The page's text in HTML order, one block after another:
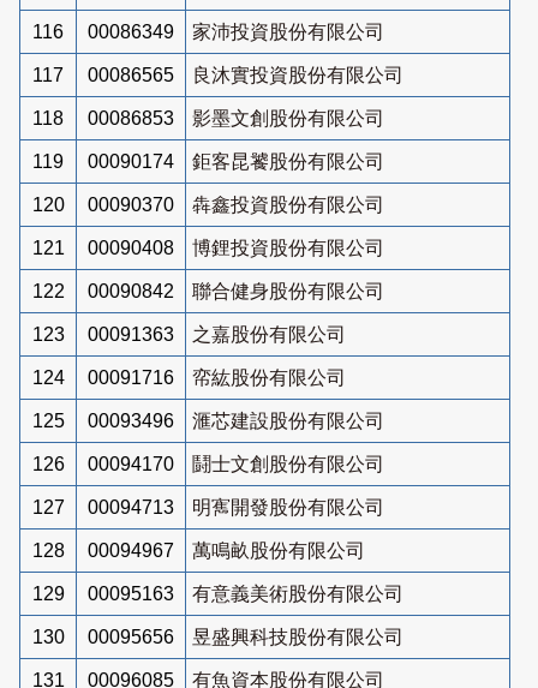
116 00086349 家沛投資股份有限公司
117 00086565 良沐實投資股份有限公司
118 00086853 影墨文創股份有限公司
119 00090174 鉅客昆饕股份有限公司
120 00090370 犇鑫投資股份有限公司
121 00090408 博鋰投資股份有限公司
122 00090842 聯合健身股份有限公司
123 00091363 之嘉股份有限公司
124 00091716 帟紘股份有限公司
125 00093496 滙芯建設股份有限公司
126 00094170 鬪士文創股份有限公司
127 00094713 明寯開發股份有限公司
128 00094967 萬鳴畝股份有限公司
129 00095163 有意義美術股份有限公司
130 00095656 昱盛興科技股份有限公司
131 00096085 有魚資本股份有限公司